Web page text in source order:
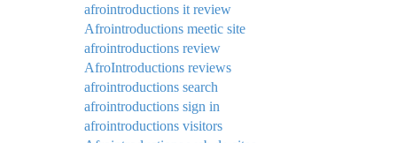
afrointroductions it review
Afrointroductions meetic site
afrointroductions review
AfroIntroductions reviews
afrointroductions search
afrointroductions sign in
afrointroductions visitors